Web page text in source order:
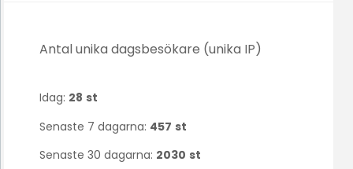
Antal unika dagsbesökare (unika IP)
Idag: 28 st
Senaste 7 dagarna: 457 st
Senaste 30 dagarna: 2030 st